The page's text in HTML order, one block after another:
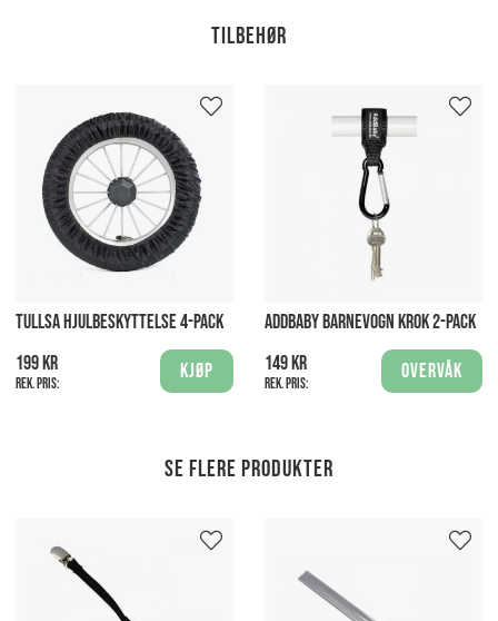
Tilbehør
TULLSA HJULBESKYTTELSE 4-PACK
199 kr
Rek. pris:
Kjøp
ADDBABY BARNEVOGN KROK 2-PACK
149 kr
Rek. pris:
Overvåk
Se flere produkter